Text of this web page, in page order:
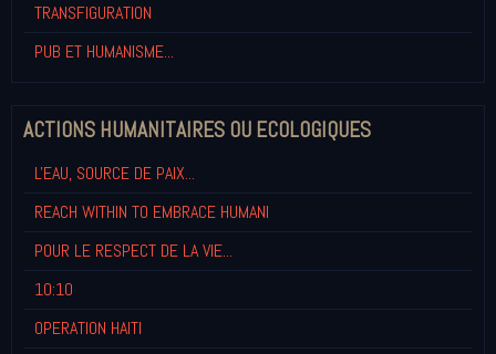
TRANSFIGURATION
PUB ET HUMANISME...
ACTIONS HUMANITAIRES OU ECOLOGIQUES
L'EAU, SOURCE DE PAIX...
REACH WITHIN TO EMBRACE HUMANI
POUR LE RESPECT DE LA VIE...
10:10
OPERATION HAITI